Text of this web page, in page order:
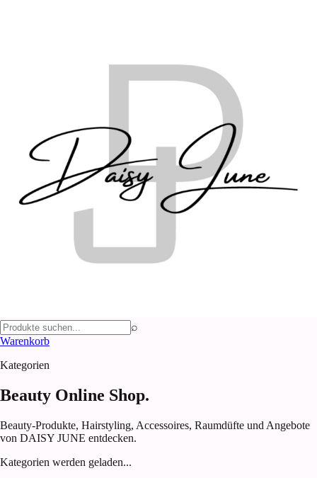
⌕
Warenkorb
Kategorien
Beauty Online Shop.
Beauty-Produkte, Hairstyling, Accessoires, Raumdüfte und Angebote
von DAISY JUNE entdecken.
Kategorien werden geladen...